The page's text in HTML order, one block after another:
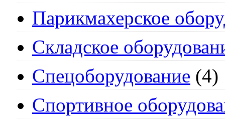
Парикмахерское
Складское
Спецоборудование (4)
Спортивное